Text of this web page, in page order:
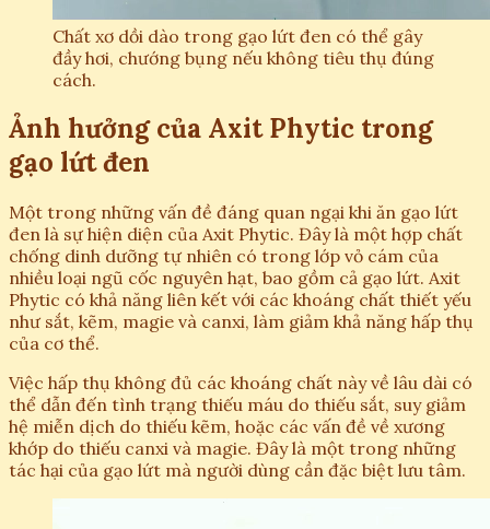
Chất xơ dồi dào trong gạo lứt đen có thể gây
đầy hơi, chướng bụng nếu không tiêu thụ đúng
cách.
Ảnh hưởng của Axit Phytic trong
gạo lứt đen
Một trong những vấn đề đáng quan ngại khi ăn gạo lứt
đen là sự hiện diện của Axit Phytic. Đây là một hợp chất
chống dinh dưỡng tự nhiên có trong lớp vỏ cám của
nhiều loại ngũ cốc nguyên hạt, bao gồm cả gạo lứt. Axit
Phytic có khả năng liên kết với các khoáng chất thiết yếu
như sắt, kẽm, magie và canxi, làm giảm khả năng hấp thụ
của cơ thể.
Việc hấp thụ không đủ các khoáng chất này về lâu dài có
thể dẫn đến tình trạng thiếu máu do thiếu sắt, suy giảm
hệ miễn dịch do thiếu kẽm, hoặc các vấn đề về xương
khớp do thiếu canxi và magie. Đây là một trong những
tác hại của gạo lứt mà người dùng cần đặc biệt lưu tâm.